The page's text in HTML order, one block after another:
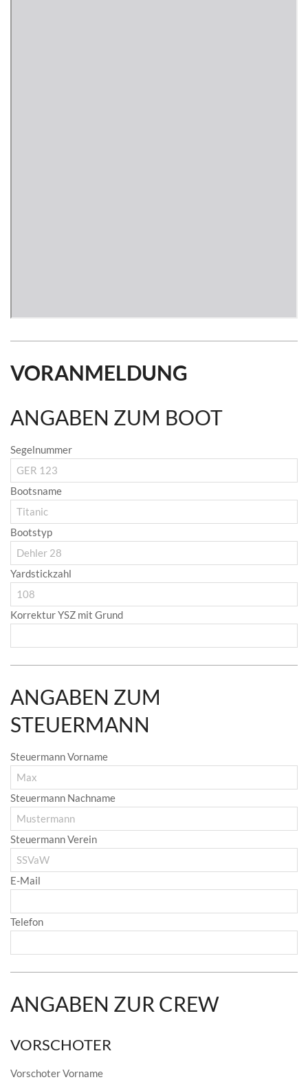
VORANMELDUNG
ANGABEN ZUM BOOT
Segelnummer
Bootsname
Bootstyp
Yardstickzahl
Korrektur YSZ mit Grund
ANGABEN ZUM
STEUERMANN
Steuermann Vorname
Steuermann Nachname
Steuermann Verein
E-Mail
Telefon
ANGABEN ZUR CREW
VORSCHOTER
Vorschoter Vorname